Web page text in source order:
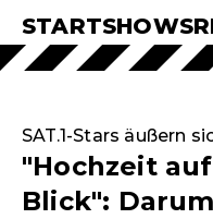
STARTSHOWS
SAT.1-Stars äußern
"Hochzeit
Blick":